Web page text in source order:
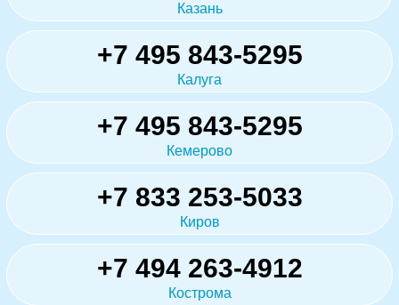
Казань
+7 495 843-5295
Калуга
+7 495 843-5295
Кемерово
+7 833 253-5033
Киров
+7 494 263-4912
Кострома